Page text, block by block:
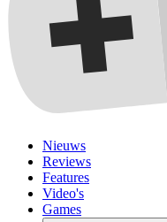
Nieuws
Reviews
Features
Video's
Games